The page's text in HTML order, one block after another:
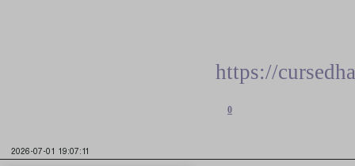
https://
0
2026-07-01 19:07:11